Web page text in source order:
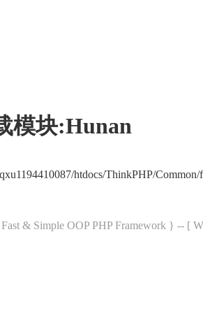
模块:Hunan
htdocs/ThinkPHP/
& Simple OOP PHP Framework } -- [